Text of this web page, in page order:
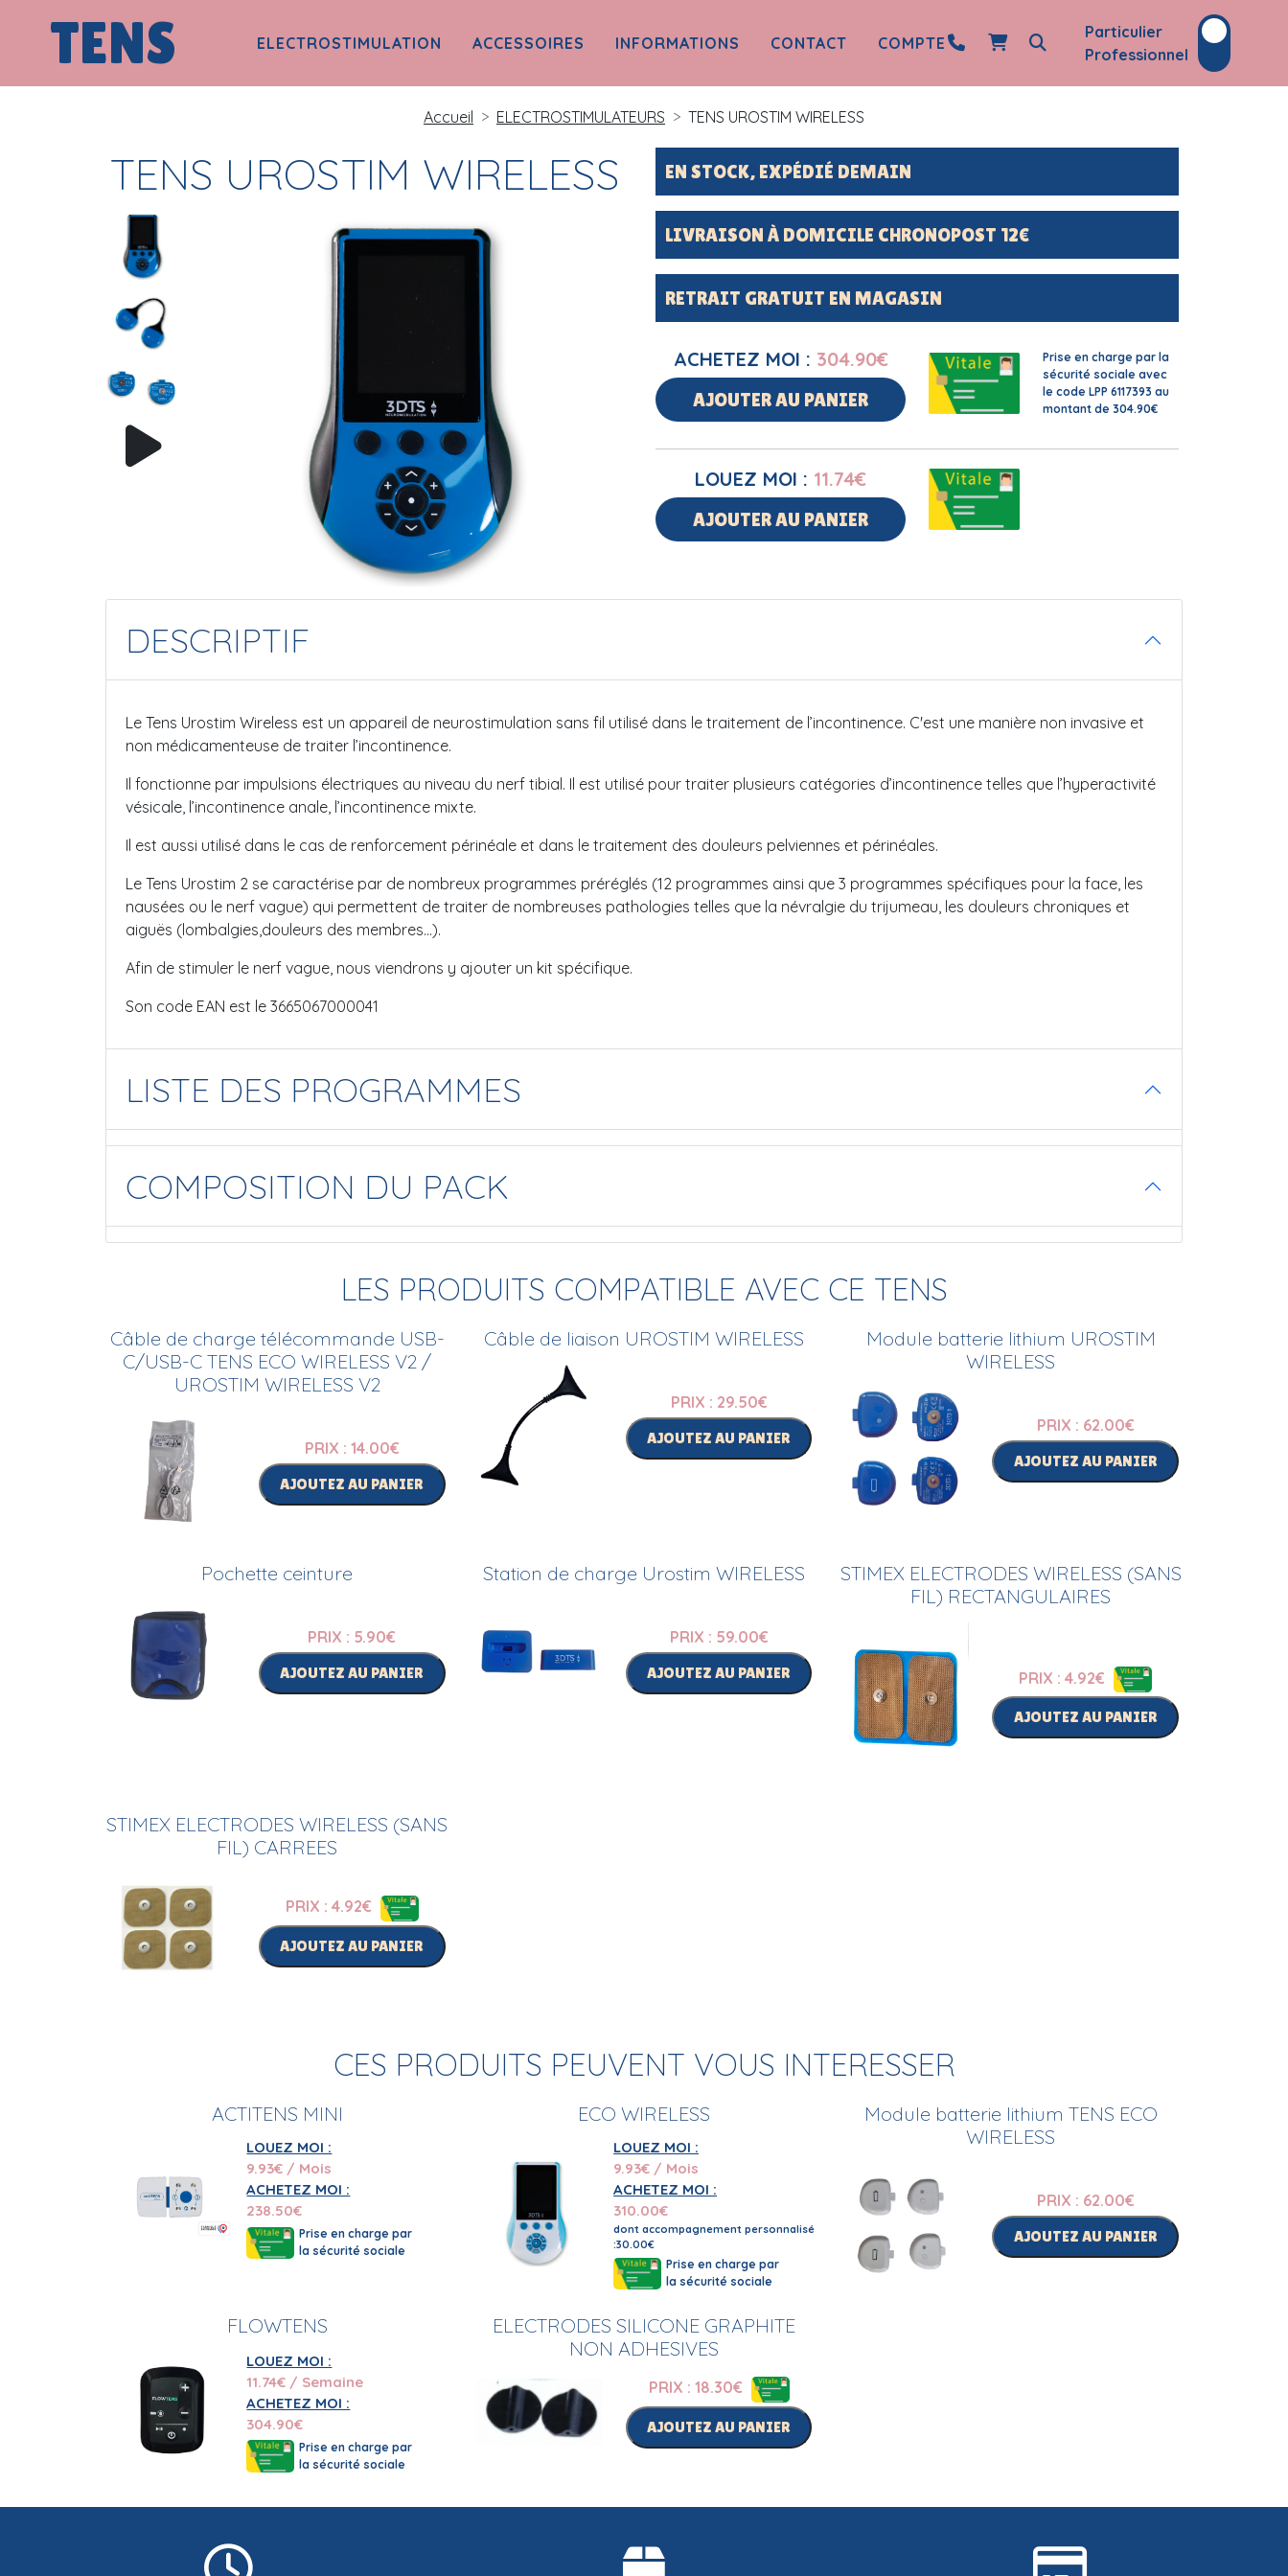
TENS ELECTROSTIMULATION ACCESSOIRES INFORMATIONS CONTACT COMPTE
Particulier
Professionnel
Accueil ELECTROSTIMULATEURS TENS UROSTIM WIRELESS
TENS UROSTIM WIRELESS EN STOCK, EXPÉDIÉ DEMAIN
LIVRAISON À DOMICILE CHRONOPOST 12€
RETRAIT GRATUIT EN MAGASIN
ACHETEZ MOI : 304.90€
AJOUTER AU PANIER
Prise en charge par la
sécurité sociale avec
le code LPP 6117393 au
montant de 304.90€
LOUEZ MOI : 11.74€
AJOUTER AU PANIER
DESCRIPTIF
Le Tens Urostim Wireless est un appareil de neurostimulation sans fil utilisé dans le traitement de l’incontinence. C'est une manière non invasive et
non médicamenteuse de traiter l’incontinence.
Il fonctionne par impulsions électriques au niveau du nerf tibial. Il est utilisé pour traiter plusieurs catégories d’incontinence telles que l’hyperactivité
vésicale, l’incontinence anale, l’incontinence mixte.
Il est aussi utilisé dans le cas de renforcement périnéale et dans le traitement des douleurs pelviennes et périnéales.
Le Tens Urostim 2 se caractérise par de nombreux programmes préréglés (12 programmes ainsi que 3 programmes spécifiques pour la face, les
nausées ou le nerf vague) qui permettent de traiter de nombreuses pathologies telles que la névralgie du trijumeau, les douleurs chroniques et
aiguës (lombalgies,douleurs des membres…).
Afin de stimuler le nerf vague, nous viendrons y ajouter un kit spécifique.
Son code EAN est le 3665067000041
LISTE DES PROGRAMMES
COMPOSITION DU PACK
LES PRODUITS COMPATIBLE AVEC CE TENS
Câble de charge télécommande USB-
C/USB-C TENS ECO WIRELESS V2 /
UROSTIM WIRELESS V2
PRIX : 14.00€
AJOUTEZ AU PANIER
Câble de liaison UROSTIM WIRELESS
PRIX : 29.50€
AJOUTEZ AU PANIER
Module batterie lithium UROSTIM
WIRELESS
PRIX : 62.00€
AJOUTEZ AU PANIER
Pochette ceinture
PRIX : 5.90€
AJOUTEZ AU PANIER
Station de charge Urostim WIRELESS
PRIX : 59.00€
AJOUTEZ AU PANIER
STIMEX ELECTRODES WIRELESS (SANS
FIL) RECTANGULAIRES
PRIX : 4.92€
AJOUTEZ AU PANIER
STIMEX ELECTRODES WIRELESS (SANS
FIL) CARREES
PRIX : 4.92€
AJOUTEZ AU PANIER
CES PRODUITS PEUVENT VOUS INTERESSER
ACTITENS MINI
LOUEZ MOI :
9.93€ / Mois
ACHETEZ MOI :
238.50€
Prise en charge par
la sécurité sociale
ECO WIRELESS
LOUEZ MOI :
9.93€ / Mois
ACHETEZ MOI :
310.00€
dont accompagnement personnalisé
:30.00€
Prise en charge par
la sécurité sociale
Module batterie lithium TENS ECO
WIRELESS
PRIX : 62.00€
AJOUTEZ AU PANIER
FLOWTENS
LOUEZ MOI :
11.74€ / Semaine
ACHETEZ MOI :
304.90€
Prise en charge par
la sécurité sociale
ELECTRODES SILICONE GRAPHITE
NON ADHESIVES
PRIX : 18.30€
AJOUTEZ AU PANIER